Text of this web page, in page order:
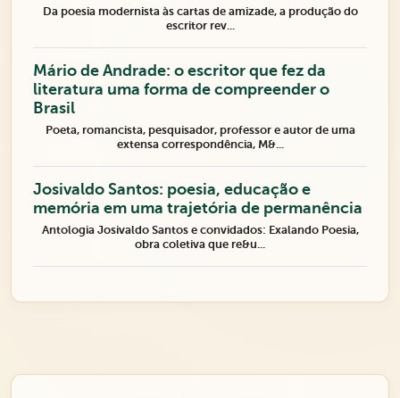
Da poesia modernista às cartas de amizade, a produção do
escritor rev...
Mário de Andrade: o escritor que fez da
literatura uma forma de compreender o
Brasil
Poeta, romancista, pesquisador, professor e autor de uma
extensa correspondência, M&...
Josivaldo Santos: poesia, educação e
memória em uma trajetória de permanência
Antologia Josivaldo Santos e convidados: Exalando Poesia,
obra coletiva que re&u...